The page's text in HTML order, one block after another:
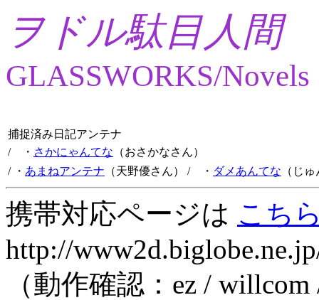
ヲドル駄目人間
GLASSWORKS/Novels
捕捉済み日記アンテナ
/ ・ さかにゃんてな （おさかなさん）
/ ・ あまねアンテナ （天野優さん） / ・ ダメあんてな （じ
携帯対応ページは こち
http://
（動作確認：ez /